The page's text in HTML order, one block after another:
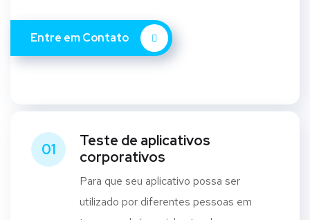
Entre em Contato
01
Teste de aplicativos
corporativos
Para que seu aplicativo possa ser
utilizado por diferentes pessoas em